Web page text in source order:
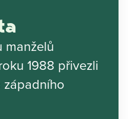
manželů
1988 přivezli